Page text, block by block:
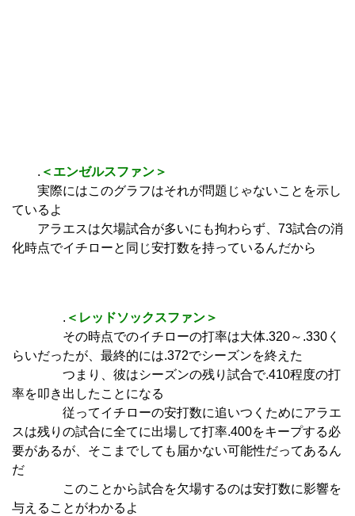
. ＜エンゼルスファン＞
実際にはこのグラフはそれが問題じゃないことを示し
ているよ
アラエスは欠場試合が多いにも拘わらず、73試合の消
化時点でイチローと同じ安打数を持っているんだから
. ＜レッドソックスファン＞
その時点でのイチローの打率は大体.320～.330く
らいだったが、最終的には.372でシーズンを終えた
つまり、彼はシーズンの残り試合で.410程度の打
率を叩き出したことになる
従ってイチローの安打数に追いつくためにアラエ
スは残りの試合に全てに出場して打率.400をキープする必
要があるが、そこまでしても届かない可能性だってあるん
だ
このことから試合を欠場するのは安打数に影響を
与えることがわかるよ